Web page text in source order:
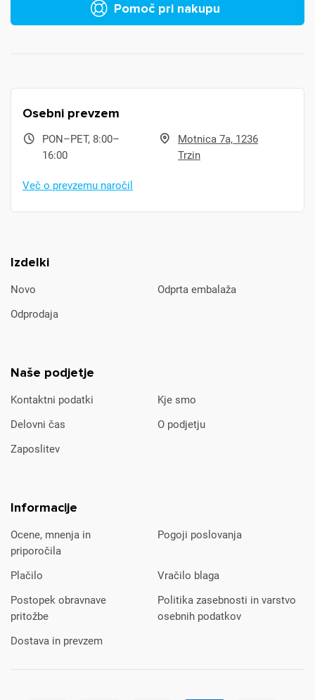
Pomoč pri nakupu
Izdelki
Novo
Odprta embalaža
Odprodaja
Naše podjetje
Kontaktni podatki
Kje smo
Delovni čas
O podjetju
Zaposlitev
Informacije
Ocene, mnenja in
priporočila
Pogoji poslovanja
Plačilo
Vračilo blaga
Postopek obravnave
pritožbe
Politika zasebnosti in varstvo
osebnih podatkov
Dostava in prevzem
Osebni prevzem
PON–PET, 8:00–
16:00
Motnica 7a, 1236
Trzin
Več o prevzemu naročil